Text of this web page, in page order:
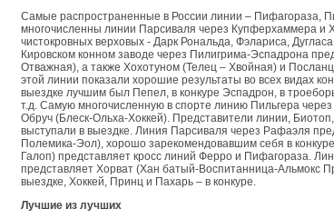
Самые распространенные в России линии – Пифагораза,
многочисленны линии Парсиваля через Купферхаммера и
чистокровных верховых - Дарк Рональда, Фэлариса,
Кировском конном заводе через Пилигрима-Эспадрона
Отважная), а также Хохотуном (Телец – Хвойная) и
этой линии показали хорошие результаты во всех видах
выездке лучшим был Пепел, в конкуре Эспадрон, в
т.д. Самую многочисленную в спорте линию Пильгера
Обруч (Блеск-Ольха-Хоккей). Представители линии,
выступали в выездке. Линия Парсиваля через Рафаэля
Полемика-Эол), хорошо зарекомендовавшим себя в
Галоп) представляет кросс линий Ферро и Пифагораза.
представляет Хорват (Хан батый-Воспитанница-Альмокс
выездке, Хоккей, Принц и Пахарь – в конкуре.
Лучшие из лучших